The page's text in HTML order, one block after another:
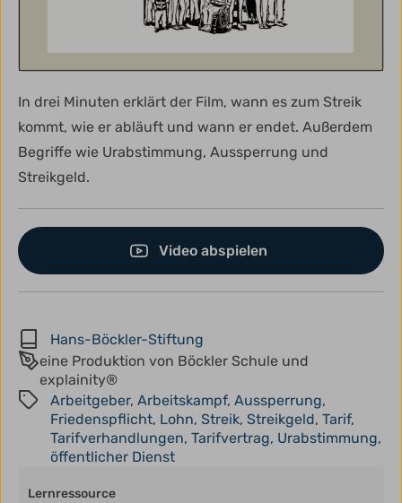
In drei Minuten erklärt der Film, wann es zum Streik
kommt, wie er abläuft und wann er endet. Außerdem
Begriffe wie Urabstimmung, Aussperrung und
Streikgeld.
Video abspielen
Hans-Böckler-Stiftung
eine Produktion von Böckler Schule und
explainity®
Arbeitgeber, Arbeitskampf, Aussperrung,
Friedenspflicht, Lohn, Streik, Streikgeld, Tarif,
Tarifverhandlungen, Tarifvertrag, Urabstimmung,
öffentlicher Dienst
Lernressource